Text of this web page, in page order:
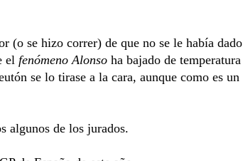
(o se hizo correr) de que no se le había dado
el fenómeno Alonso ha bajado de temperatura
se lo tirase a la cara, aunque como es un
algunos de los jurados.